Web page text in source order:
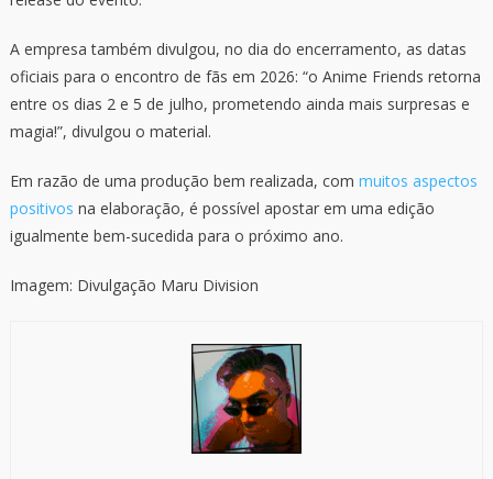
A empresa também divulgou, no dia do encerramento, as datas
oficiais para o encontro de fãs em 2026: “o Anime Friends retorna
entre os dias 2 e 5 de julho, prometendo ainda mais surpresas e
magia!”, divulgou o material.
Em razão de uma produção bem realizada, com muitos aspectos
positivos na elaboração, é possível apostar em uma edição
igualmente bem-sucedida para o próximo ano.
Imagem: Divulgação Maru Division